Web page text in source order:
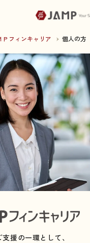
Ｐフィンキャリア 個人の方
援の一環として、